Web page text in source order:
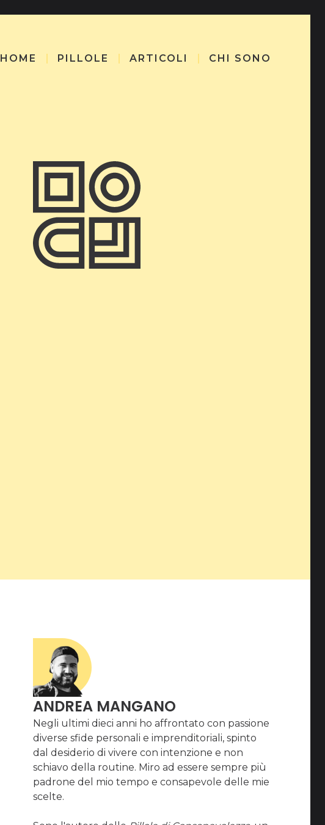
HOME PILLOLE ARTICOLI CHI SONO
ANDREA MANGANO
Negli ultimi dieci anni ho affrontato con passione
diverse sfide personali e imprenditoriali, spinto
dal desiderio di vivere con intenzione e non
schiavo della routine. Miro ad essere sempre più
padrone del mio tempo e consapevole delle mie
scelte.